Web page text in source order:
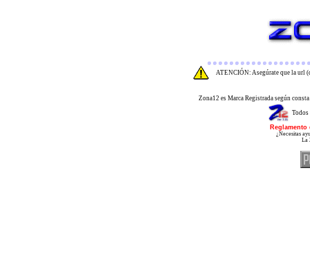
ATENCIÓN: Asegúrate que la url
Zona12 es Marca Registrada según
Todos
¿Necesitas
La